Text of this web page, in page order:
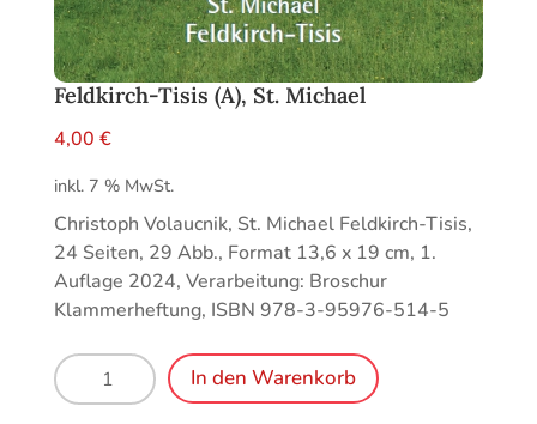
Feldkirch-Tisis (A), St. Michael
4,00 €
inkl. 7 % MwSt.
Christoph Volaucnik, St. Michael Feldkirch-Tisis,
24 Seiten, 29 Abb., Format 13,6 x 19 cm, 1.
Auflage 2024, Verarbeitung: Broschur
Klammerheftung, ISBN 978-3-95976-514-5
Feldkirch-
Tisis
In den Warenkorb